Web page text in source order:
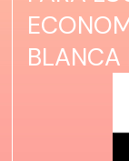
BLANCA